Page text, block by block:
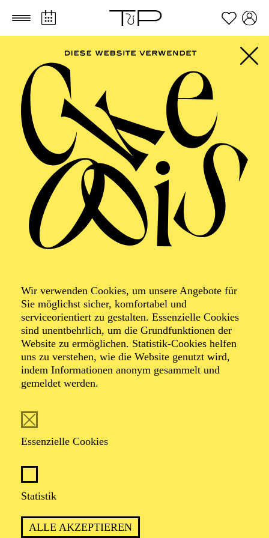
Zum Hauptinhalt springen Zum Footer springen
Wir verwenden Cookies, um unsere Angebote für
Sie möglichst sicher, komfortabel und
serviceorientiert zu gestalten. Essenzielle Cookies
sind unentbehrlich, um die Grundfunktionen der
Website zu ermöglichen. Statistik-Cookies helfen
uns zu verstehen, wie die Website genutzt wird,
indem Informationen anonym gesammelt und
gemeldet werden.
Essenzielle Cookies
Statistik
ALLE AKZEPTIEREN
Foto: Lev Gonopolskiy
Felix Krakau geb. 1990 in Hamburg, studierte
Darstellende Kunst Frankfurt am Main und Szenisches
Schreiben an der Universität der Künste Berlin.